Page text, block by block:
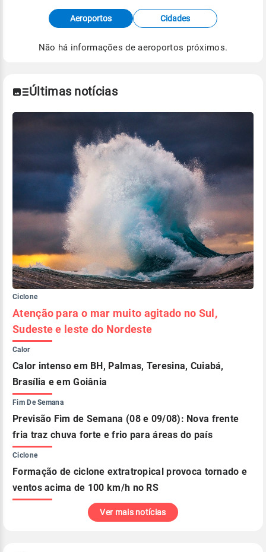
Fonte: dados combinados de estações
meteorológicas e satélite do Centro de Previsão
de Tempo e Estudos Climáticos (CPTEC).
Aeroportos Cidades
Não há informações de aeroportos próximos.
Últimas notícias
Ciclone
Atenção para o mar muito agitado no Sul,
Sudeste e leste do Nordeste
Calor
Calor intenso em BH, Palmas, Teresina, Cuiabá,
Brasília e em Goiânia
Fim De Semana
Previsão Fim de Semana (08 e 09/08): Nova frente
fria traz chuva forte e frio para áreas do país
Ciclone
Formação de ciclone extratropical provoca tornado e
ventos acima de 100 km/h no RS
Ver mais notícias